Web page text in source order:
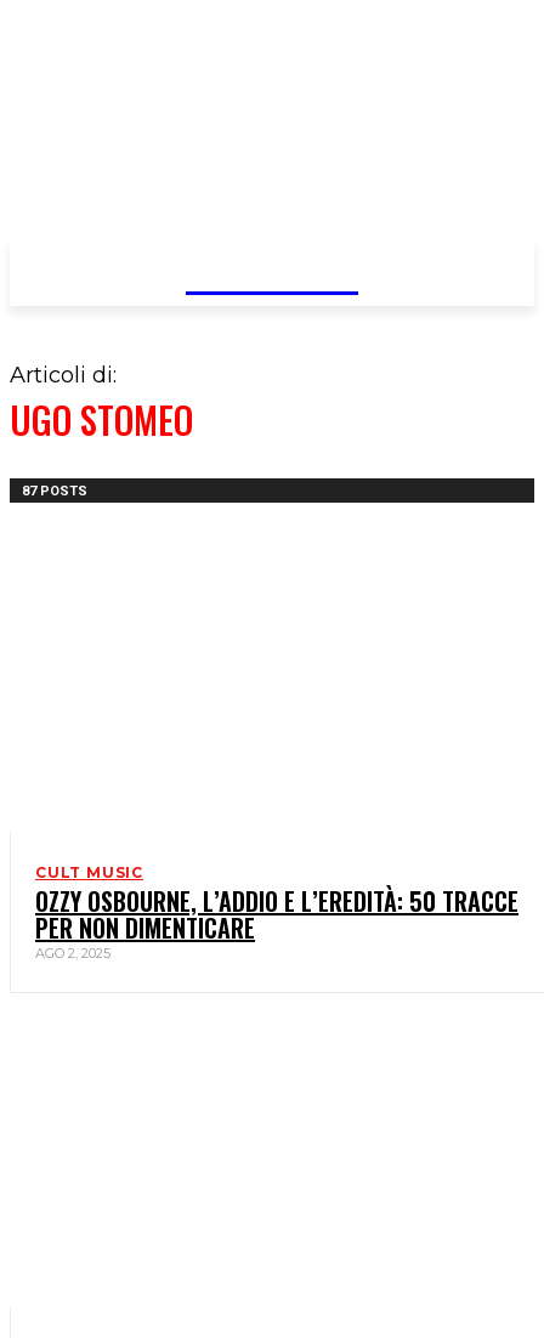
Articoli di:
UGO STOMEO
87 POSTS
CULT MUSIC
OZZY OSBOURNE, L’ADDIO E L’EREDITÀ: 50 TRACCE
PER NON DIMENTICARE
AGO 2, 2025